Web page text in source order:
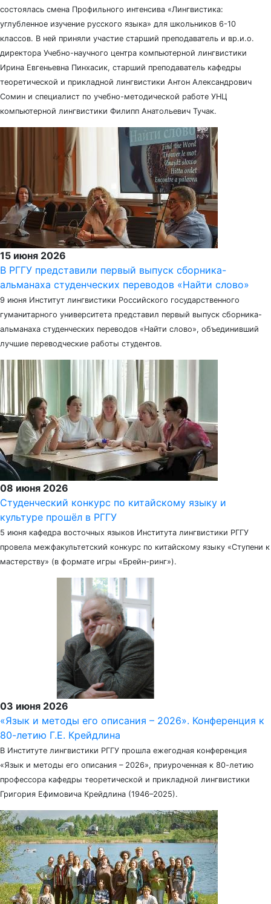
состоялась смена Профильного интенсива «Лингвистика:
углубленное изучение русского языка» для школьников 6-10
классов. В ней приняли участие старший преподаватель и вр.и.о.
директора Учебно-научного центра компьютерной лингвистики
Ирина Евгеньевна Пинхасик, старший преподаватель кафедры
теоретической и прикладной лингвистики Антон Александрович
Сомин и специалист по учебно-методической работе УНЦ
компьютерной лингвистики Филипп Анатольевич Тучак.
15 июня 2026
В РГГУ представили первый выпуск сборника-
альманаха студенческих переводов «Найти слово»
9 июня Институт лингвистики Российского государственного
гуманитарного университета представил первый выпуск сборника-
альманаха студенческих переводов «Найти слово», объединивший
лучшие переводческие работы студентов.
08 июня 2026
Студенческий конкурс по китайскому языку и
культуре прошёл в РГГУ
5 июня кафедра восточных языков Института лингвистики РГГУ
провела межфакультетский конкурс по китайскому языку «Ступени к
мастерству» (в формате игры «Брейн-ринг»).
03 июня 2026
«Язык и методы его описания – 2026». Конференция к
80-летию Г.Е. Крейдлина
В Институте лингвистики РГГУ прошла ежегодная конференция
«Язык и методы его описания – 2026», приуроченная к 80-летию
профессора кафедры теоретической и прикладной лингвистики
Григория Ефимовича Крейдлина (1946–2025).